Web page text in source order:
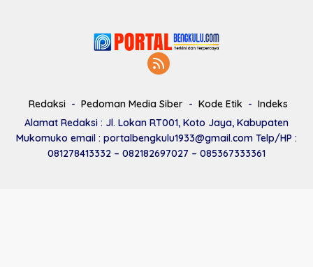
Redaksi Pedoman Media Siber Kode Etik
Indeks
Alamat Redaksi : Jl. Lokan RT001, Koto Jaya, Kabupaten
Mukomuko email : portalbengkulu1933@gmail.com Telp/HP :
081278413332 – 082182697027 – 085367333361